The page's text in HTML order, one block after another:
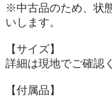
※中古品のため、状
いします。
【サイズ】
詳細は現地でご確認
【付属品】